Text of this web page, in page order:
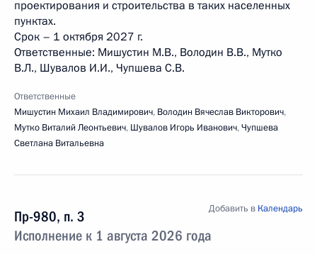
проектирования и строительства в таких населенных
пунктах.
Срок – 1 октября 2027 г.
Ответственные: Мишустин М.В., Володин В.В., Мутко
В.Л., Шувалов И.И., Чупшева С.В.
Ответственные
Мишустин Михаил Владимирович, Володин Вячеслав Викторович,
Мутко Виталий Леонтьевич, Шувалов Игорь Иванович,Чупшева
Светлана Витальевна
Пр-980, п. 3
Исполнение к 1 августа 2026 года
Добавить в Календарь